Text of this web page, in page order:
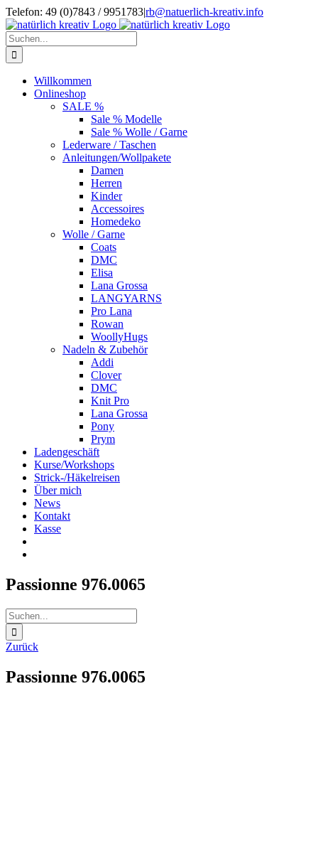
Zum
Inhalt
springen
Telefon: 49 (0)7843 / 9951783|rb@natuerlich-kreativ.info
Suche
nach:
Willkommen
Onlineshop
SALE %
Sale % Modelle
Sale % Wolle / Garne
Lederware / Taschen
Anleitungen/Wollpakete
Damen
Herren
Kinder
Accessoires
Homedeko
Wolle / Garne
Coats
DMC
Elisa
Lana Grossa
LANGYARNS
Pro Lana
Rowan
WoollyHugs
Nadeln & Zubehör
Addi
Clover
DMC
Knit Pro
Lana Grossa
Pony
Prym
Ladengeschäft
Kurse/Workshops
Strick-/Häkelreisen
Über mich
News
Kontakt
Kasse
Passionne 976.0065
Suche
nach:
Zurück
Passionne 976.0065